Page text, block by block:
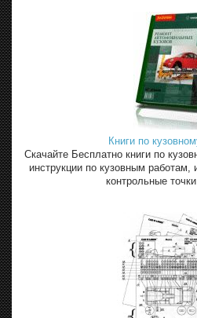
Книги по
Скачайте Бесплатно книги по
инструкции по кузовным
контрольные точки